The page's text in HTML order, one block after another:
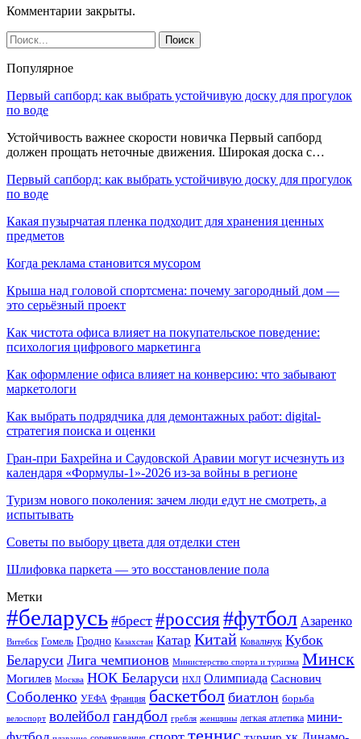
Комментарии закрыты.
Популярное
Первый сапборд: как выбрать устойчивую доску для прогулок
по воде
Устойчивость важнее скорости новичка Первый сапборд
должен прощать неточные движения. Широкая доска с…
Первый сапборд: как выбрать устойчивую доску для прогулок
по воде
Какая пузырчатая пленка подходит для хранения ценных
предметов
Когда реклама становится мусором
Крыша над головой спортсмена: почему загородный дом —
это серьёзный проект
Как чистота офиса влияет на покупательское поведение:
психология цифрового маркетинга
Как оформление офиса влияет на конверсию: что забывают
маркетологи
Как выбрать подрядчика для демонтажных работ: digital-
стратегия поиска и оценки
Гран-при Бахрейна и Саудовской Аравии могут исчезнуть из
календаря «Формулы-1»-2026 из-за войны в регионе
Туризм нового поколения: зачем люди едут не смотреть, а
испытывать
Советы по выбору цвета для отделки стен
Шлифовка паркета — это восстановление пола
Метки
#беларусь #брест #россия#футбол Азаренко
Витебск Гомель Гродно Казахстан Катар Китай Ковальчук Кубок
Беларуси Лига чемпионов Министерство спорта и туризма Минск
Могилев Москва НОК Беларуси НХЛ Олимпиада Саснович
Соболенко УЕФА Франция баскетбол биатлон борьба
велоспорт волейболгандбол гребля женщины легкая атлетика мини-